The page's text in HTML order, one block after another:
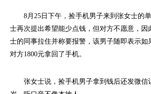
8月25日下午，捡手机男子来到张女士的单
士再次提出希望能少点钱，但对方不愿意，
士的同事拉住并称要报警，该男子随即表示
对方1800元拿回了手机。
张女士说，捡手机男子拿到钱后还发微信